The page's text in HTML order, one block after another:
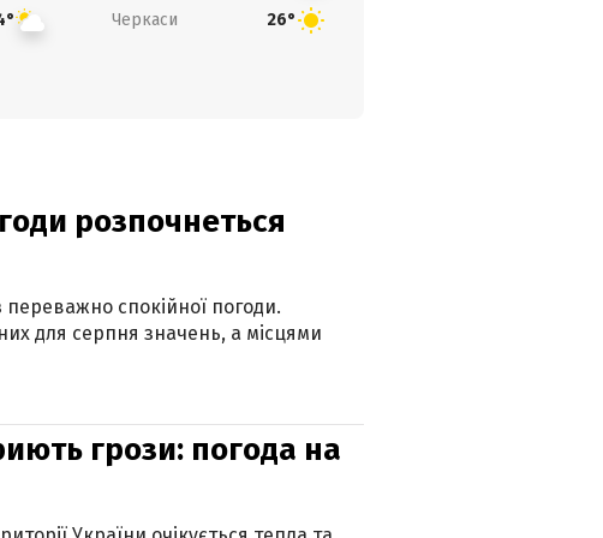
Черкаси 26°
розпочнеться
спокійної погоди.
для серпня значень, а місцями
грози: погода на